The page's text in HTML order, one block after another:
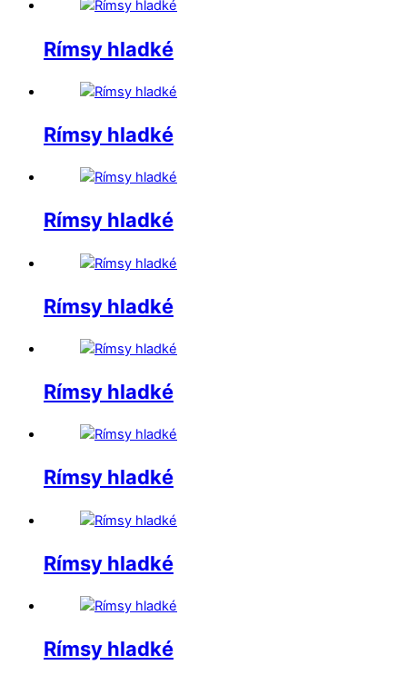
Rímsy hladké
Rímsy hladké
Rímsy hladké
Rímsy hladké
Rímsy hladké
Rímsy hladké
Rímsy hladké
Rímsy hladké